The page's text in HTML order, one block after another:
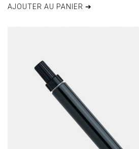
AJOUTER AU PANIER ➔